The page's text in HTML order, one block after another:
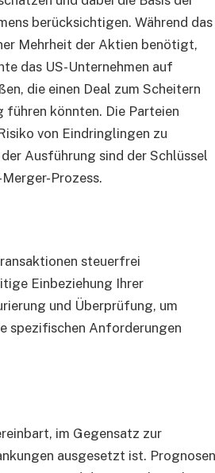
berücksichtigen. Während das
Mehrheit der Aktien benötigt,
das US-Unternehmen auf
die einen Deal zum Scheitern
führen könnten. Die Parteien
von Eindringlingen zu
Ausführung sind der Schlüssel
Prozess.
steuerfrei
Einbeziehung Ihrer
und Überprüfung, um
spezifischen Anforderungen
im Gegensatz zur
ausgesetzt ist. Prognosen